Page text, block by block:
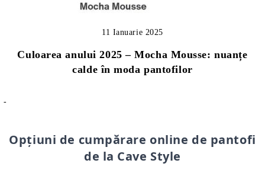
Culoarea anului 2025 – Mocha Mousse: nuanțe
calde în moda pantofilor
11 Ianuarie 2025
-
Opțiuni de cumpărare online de pantofi
de la Cave Style